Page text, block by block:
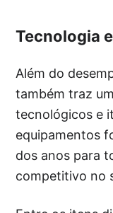
Tecnologia
Além do
também traz
tecnológicos e
equipamentos
dos anos para
competitivo no